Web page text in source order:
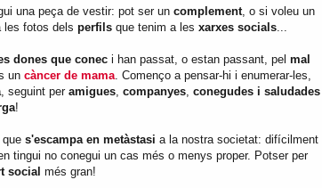
una peça de vestir: pot ser un complement , o si voleu un
les fotos dels perfils que tenim a les xarxes socials
dones que conec i han passat, o estan passant, pel mal
un càncer de mama . Començo a pensar-hi i enumerar-les,
, seguint per amigues companyes conegudes i saludades
!
, que s'escampa en metàstasi a la nostra societat: difícilment
tingui no conegui un cas més o menys proper. Potser per
social més gran!